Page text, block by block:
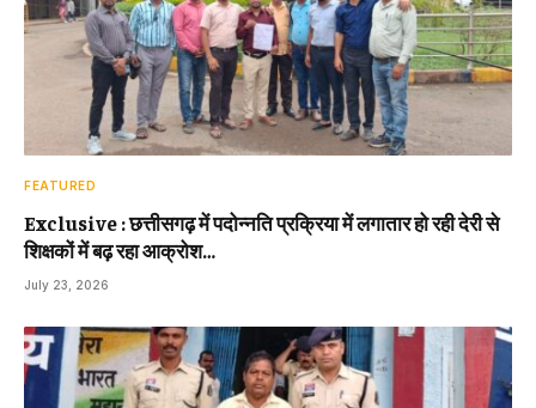
FEATURED
Exclusive : छत्तीसगढ़ में पदोन्नति प्रक्रिया में लगातार हो रही देरी से
शिक्षकों में बढ़ रहा आक्रोश…
July 23, 2026